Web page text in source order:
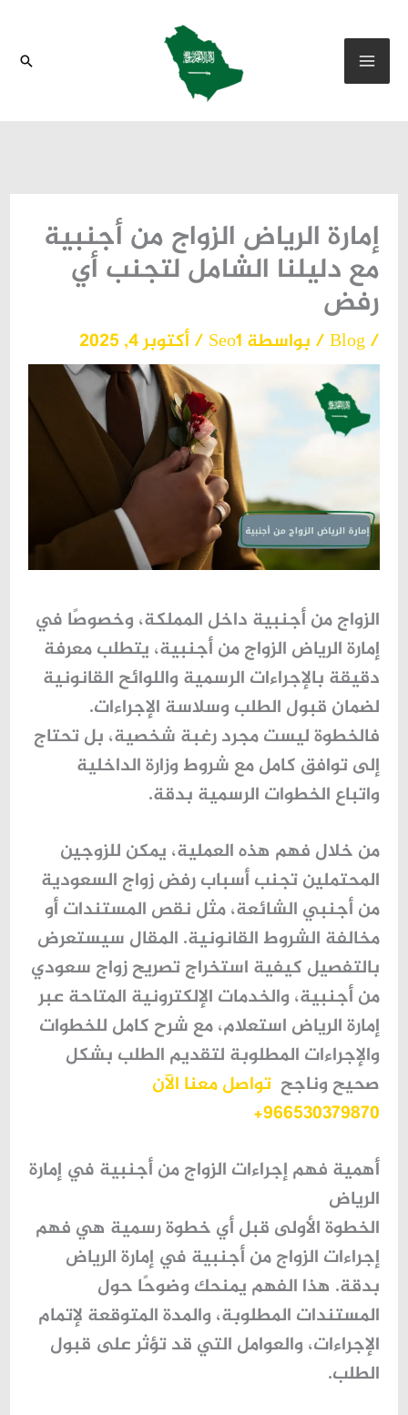
إلى
المحتوى
البحث
إمارة الرياض الزواج من أجنبية
مع دليلنا الشامل لتجنب أي
رفض
/
Blog/ بواسطة Seo1
/أكتوبر 4, 2025
الزواج من أجنبية داخل المملكة، وخصوصًا في
إمارة الرياض الزواج من أجنبية، يتطلب معرفة
دقيقة بالإجراءات الرسمية واللوائح القانونية
لضمان قبول الطلب وسلاسة الإجراءات.
فالخطوة ليست مجرد رغبة شخصية، بل تحتاج
إلى توافق كامل مع شروط وزارة الداخلية
واتباع الخطوات الرسمية بدقة.
من خلال فهم هذه العملية، يمكن للزوجين
المحتملين تجنب أسباب رفض زواج السعودية
من أجنبي الشائعة، مثل نقص المستندات أو
مخالفة الشروط القانونية. المقال سيستعرض
بالتفصيل كيفية استخراج تصريح زواج سعودي
من أجنبية، والخدمات الإلكترونية المتاحة عبر
إمارة الرياض استعلام، مع شرح كامل للخطوات
والإجراءات المطلوبة لتقديم الطلب بشكل
صحيح وناجح تواصل معنا الآن
966530379870+
أهمية فهم إجراءات الزواج من أجنبية في إمارة
الرياض
الخطوة الأولى قبل أي خطوة رسمية هي فهم
إجراءات الزواج من أجنبية في إمارة الرياض
بدقة. هذا الفهم يمنحك وضوحًا حول
المستندات المطلوبة، والمدة المتوقعة لإتمام
الإجراءات، والعوامل التي قد تؤثر على قبول
الطلب.